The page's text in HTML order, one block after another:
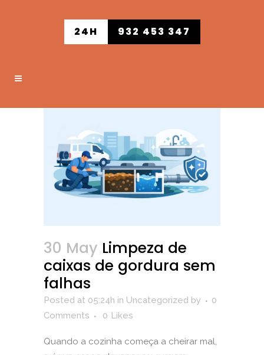
24H 932 453 347
30 May Limpeza de
caixas de gordura sem
falhas
Posted at 05:24h in Uncategorized by
0
Comments
0 Likes
Quando a cozinha começa a cheirar mal,